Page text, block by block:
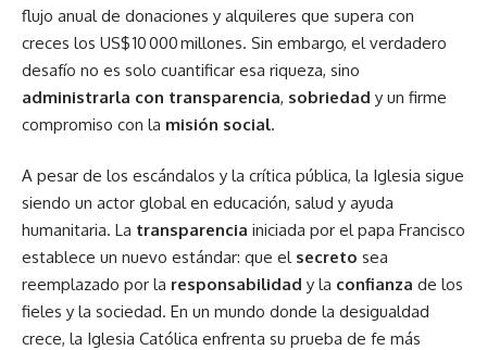
flujo anual de donaciones y alquileres que supera con
creces los US$ 10 000 millones. Sin embargo, el verdadero
desafío no es solo cuantificar esa riqueza, sino
administrarla con transparencia, sobriedad y un firme
compromiso con la misión social.
A pesar de los escándalos y la crítica pública, la Iglesia sigue
siendo un actor global en educación, salud y ayuda
humanitaria. La transparencia iniciada por el papa Francisco
establece un nuevo estándar: que el secreto sea
reemplazado por la responsabilidad y la confianza de los
fieles y la sociedad. En un mundo donde la desigualdad
crece, la Iglesia Católica enfrenta su prueba de fe más